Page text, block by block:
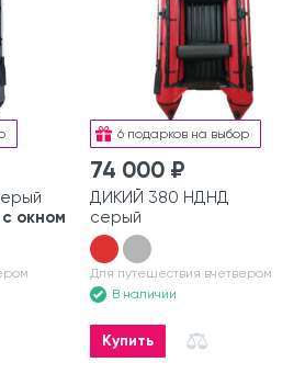
окном
6 подарков на выбор
74 000 ₽
ДИКИЙ 380 НДНД
серый
Для путешествия вчетвером
В наличии
Купить